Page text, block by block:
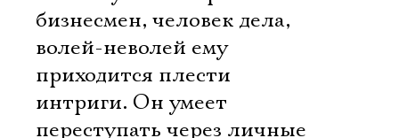
бизнесмен, человек дела,
волей-неволей ему
приходится плести
интриги. Он умеет
переступать через личные